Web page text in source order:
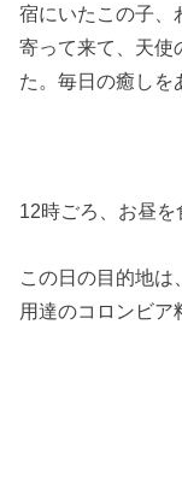
宿にいたこの子、
寄って来て、天使
た。毎日の癒しを
12時ごろ、お昼を
この日の目的地は
用達のコロンビ